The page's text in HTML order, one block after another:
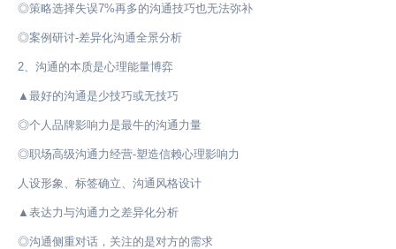
◎策略选择失误7%再多的沟通技巧也无法弥补
◎案例研讨-差异化沟通全景分析
2、沟通的本质是心理能量博弈
▲最好的沟通是少技巧或无技巧
◎个人品牌影响力是最牛的沟通力量
◎职场高级沟通力经营-塑造信赖心理影响力
人设形象、标签确立、沟通风格设计
▲表达力与沟通力之差异化分析
◎沟通侧重对话，关注的是对方的需求